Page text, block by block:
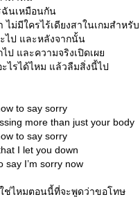
ฉันเหมือนกัน
ม่มีใครไร้เดียงสาในเกมสำหรั
ไป และหลังจากนั้น
ไป และความจริงเปิดเผ
ะไรได้ไหม แล้วลืมสิ่งนี้ไป
to say sorry
more than just your body
to say sorry
I let you down
say I’m sorry now
ช่ไหมตอนนี้ที่จะพูดว่าขอโทษ